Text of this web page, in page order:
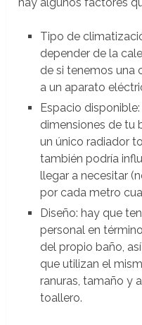
Tipo de
depender de la
de si tenemos una
a un aparato
Espacio
dimensiones de tu
un único radiador
también podría
llegar a necesitar
por cada metro
Diseño: hay que
personal en
del propio baño,
que utilizan el
ranuras, tamaño y
toallero.